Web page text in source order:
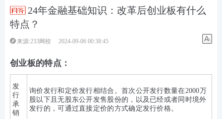
24年金融基础知识：改革后创业板有什么
特点？
来源:233网校 2024-09-06 00:38:45
创业板的特点：
发
行
承
销
询价发行和定价发行相结合。首次公开发行数量在2000万
股以下且无股东公开发售股份的，以及已经或者同时境外
发行的，可通过直接定价的方式确定发行价格。